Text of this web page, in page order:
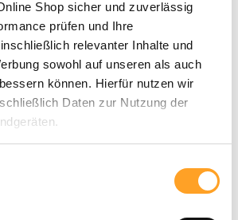
Shop sicher und zuverlässig
prüfen und Ihre
relevanter Inhalte und
sowohl auf unseren als auch
können. Hierfür nutzen wir
Daten zur Nutzung der
Technologien ein. Unter „Anpassen“
der Dienste vornehmen oder
Einwilligung können Sie jederzeit mit